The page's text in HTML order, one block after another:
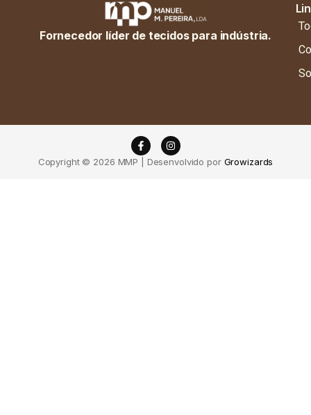
Fornecedor líder de tecidos para indústria.
Copyright © 2026 MMP | Desenvolvido por Growizards